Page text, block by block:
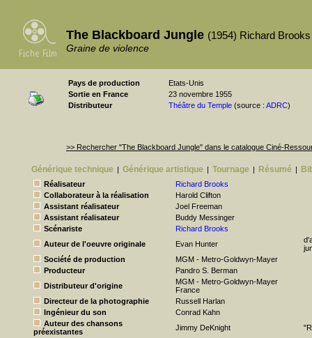
The Blackboard Jungle (1954) Richard Brooks
Graine de violence
Pays de production
Etats-Unis
Sortie en France
23 novembre 1955
Distributeur
Théâtre du Temple (source : ADRC)
>> Rechercher "The Blackboard Jungle" dans le catalogue Ciné-
Générique technique | Générique artistique | Tournage | Résumé |
Réalisateur
Richard Brooks
Collaborateur à la réalisation
Harold Clifton
Assistant réalisateur
Joel Freeman
Assistant réalisateur
Buddy Messinger
Scénariste
Richard Brooks
Auteur de l'oeuvre originale
Evan Hunter
Société de production
MGM - Metro-Goldwyn-Mayer
Producteur
Pandro S. Berman
Distributeur d'origine
MGM - Metro-Goldwyn-Mayer
France
Directeur de la photographie
Russell Harlan
Ingénieur du son
Conrad Kahn
Auteur des chansons
préexistantes
Jimmy DeKnight